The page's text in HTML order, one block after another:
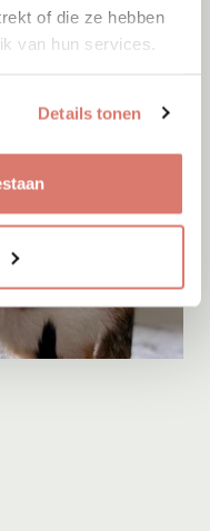
of die ze hebben
van hun services.
Details tonen